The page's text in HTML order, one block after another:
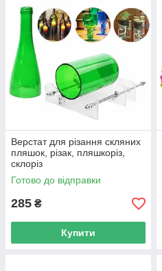
Верстат для різання скляних
пляшок, різак, пляшкоріз,
склоріз
Готово до відправки
285 ₴
Купити